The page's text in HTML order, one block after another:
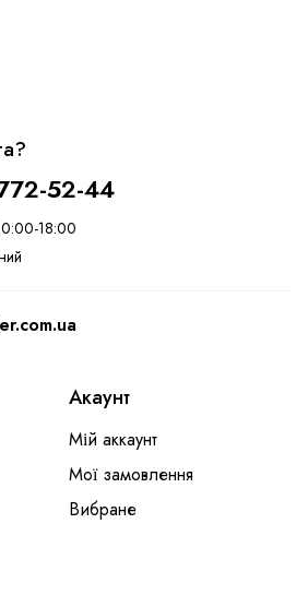
52-44
18:00
Акаунт
Мій аккаунт
Мої замовлення
Вибране